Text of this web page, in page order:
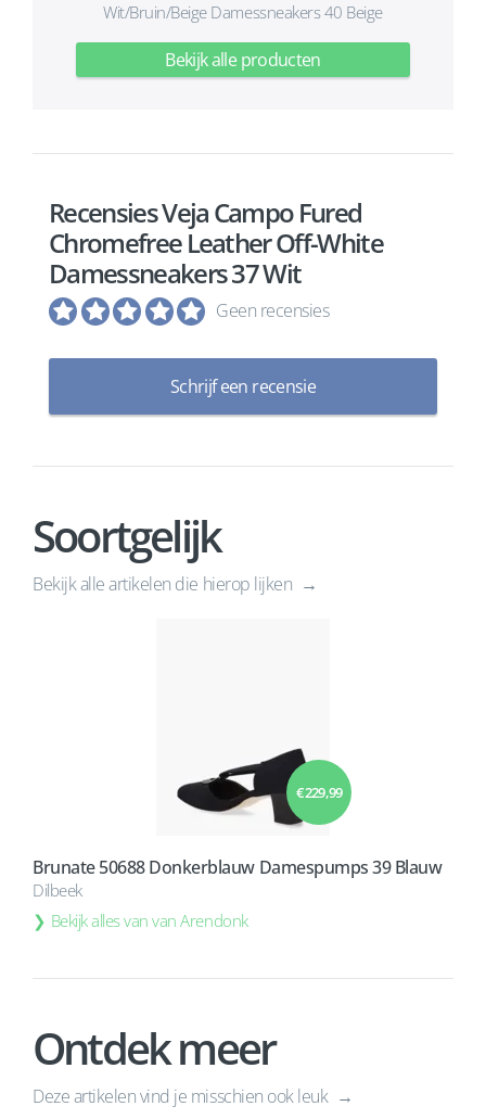
Wit/Bruin/Beige Damessneakers 40 Beige
Bekijk alle producten
Recensies Veja Campo Fured
Chromefree Leather Off-White
Damessneakers 37 Wit
Geen recensies
Schrijf een recensie
Soortgelijk
Bekijk alle artikelen die hierop lijken
€ 229,99
Brunate 50688 Donkerblauw Damespumps 39 Blauw
Dilbeek
Bekijk alles van van Arendonk
Ontdek meer
Deze artikelen vind je misschien ook leuk